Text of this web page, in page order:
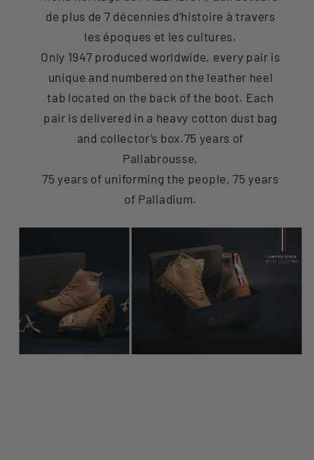
de plus de 7 décennies d’histoire à travers
les époques et les cultures.
Only 1947 produced worldwide, every pair is
unique and numbered on the leather heel
tab located on the back of the boot. Each
pair is delivered in a heavy cotton dust bag
and collector’s box.75 years of
Pallabrousse,
75 years of uniforming the people, 75 years
of Palladium.